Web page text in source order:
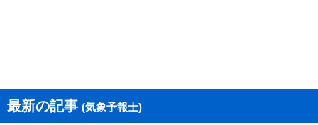
最新の記事 (気象予報士)